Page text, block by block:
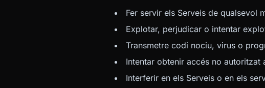
Fer servir els Serveis de qualsevol
Explotar, perjudicar o intentar
Transmetre codi nociu, virus o
Intentar obtenir accés no autoritzat
Interferir en els Serveis o en els